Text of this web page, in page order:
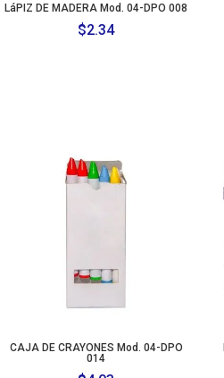
LáPIZ DE MADERA Mod. 04-DPO 008
$2.34
CAJA DE CRAYONES Mod. 04-DPO
014